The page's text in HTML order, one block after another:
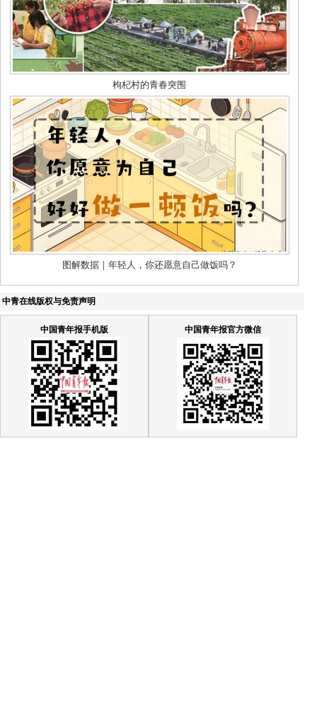
中青在线版权与免责声明
中国青年报手机版 中国青年报官方微信